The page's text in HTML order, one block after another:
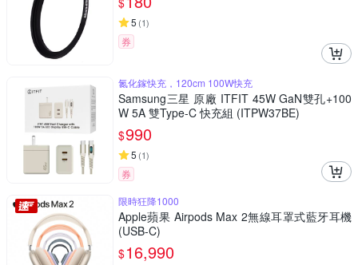
5 (1)
券
氮化鎵快充，120cm 100W快充
Samsung三星 原廠 ITFIT 45W GaN雙孔+100
W 5A 雙Type-C 快充組 (ITPW37BE)
$990
5 (1)
券
限時狂降1000
Apple蘋果 Airpods Max 2無線耳罩式藍牙耳機
(USB-C)
$16,990